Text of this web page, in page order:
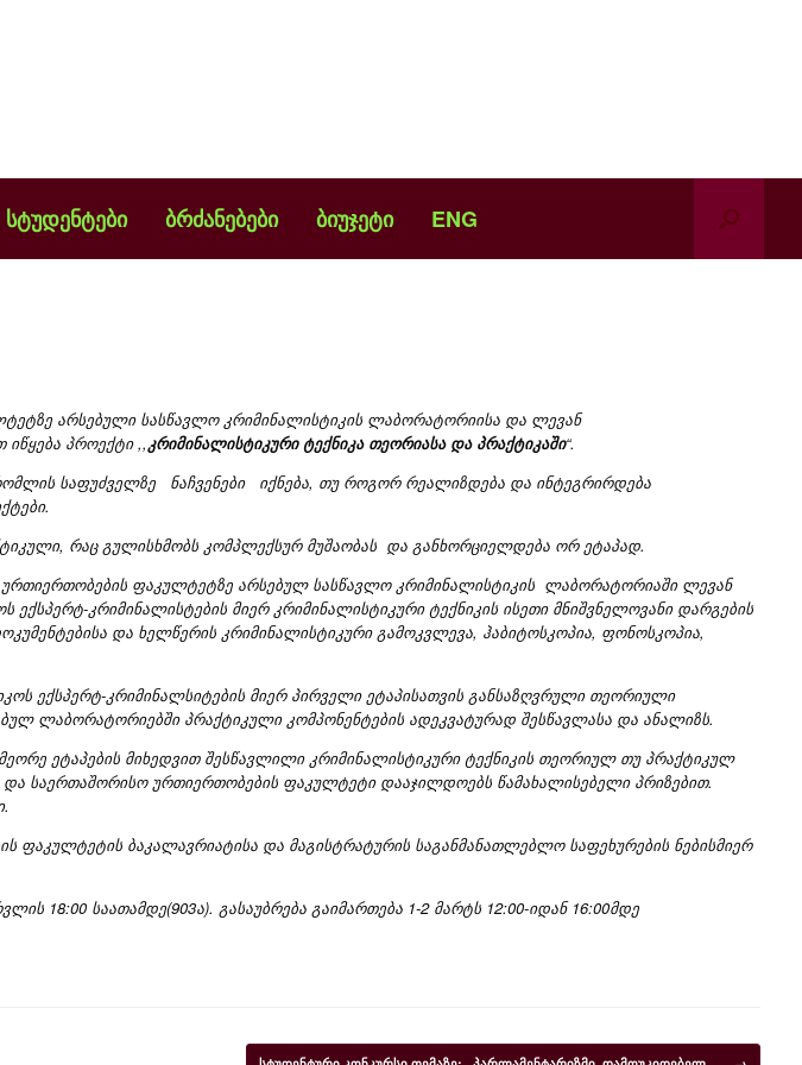
სტუდენტები ბრძანებები ბიუჯეტი ENG
არსებული სასწავლო კრიმინალისტიკის ლაბორატორიისა და ლევან
პროექტი ,,კრიმინალისტიკური ტექნიკა თეორიასა და პრაქტიკაში“.
საფუძველზე ნაჩვენები იქნება, თუ როგორ რეალიზდება და ინტეგრირდება
რაც გულისხმობს კომპლექსურ მუშაობას და განხორციელდება ორ ეტაპად.
ფაკულტეტზე არსებულ სასწავლო კრიმინალისტიკის ლაბორატორიაში ლევან
კრიმინალისტების მიერ კრიმინალისტიკური ტექნიკის ისეთი მნიშვნელოვანი დარგების
და ხელწერის კრიმინალისტიკური გამოკვლევა, ჰაბიტოსკოპია, ფონოსკოპია,
ექსპერტ-კრიმინალსიტების მიერ პირველი ეტაპისათვის განსაზღვრული თეორიული
ლაბორატორიებში პრაქტიკული კომპონენტების ადეკვატურად შესწავლასა და ანალიზს.
ეტაპების მიხედვით შესწავლილი კრიმინალისტიკური ტექნიკის თეორიულ თუ პრაქტიკულ
საერთაშორისო ურთიერთობების ფაკულტეტი დააჯილდოებს წამახალისებელი პრიზებით.
ბაკალავრიატისა და მაგისტრატურის საგანმანათლებლო საფეხურების ნებისმიერ
18:00 საათამდე(903ა). გასაუბრება გაიმართება 1-2 მარტს 12:00-იდან 16:00მდე